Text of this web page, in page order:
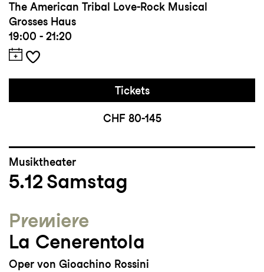
The American Tribal Love-Rock Musical
Grosses Haus
19:00 - 21:20
Tickets
CHF 80-145
Musiktheater
5.12 Samstag
Premiere
La Cenerentola
Oper von Gioachino Rossini